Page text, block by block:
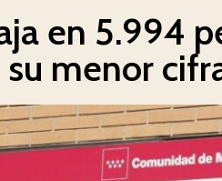
en 5.994
menor